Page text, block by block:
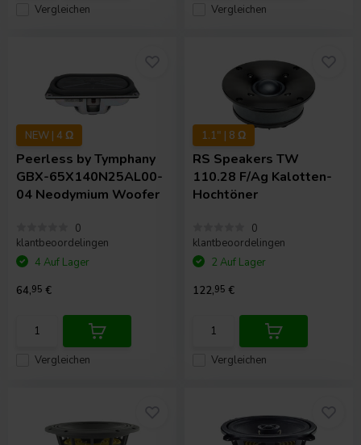
Vergleichen Vergleichen
NEW | 4 Ω
Peerless by Tymphany
GBX-65X140N25AL00-
04 Neodymium Woofer
0
klantbeoordelingen
Vergleichen
4 Auf Lager
64,95 €
1.1" | 8 Ω
RS Speakers TW
110.28 F/Ag Kalotten-
Hochtöner
0
klantbeoordelingen
Vergleichen
2 Auf Lager
122,95 €